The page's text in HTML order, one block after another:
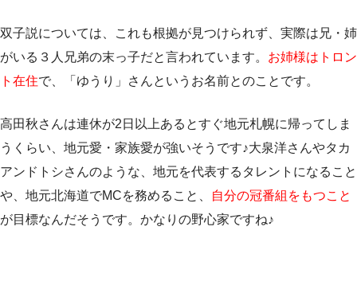
双子説については、これも根拠が見つけられず、実際は兄・姉
がいる３人兄弟の末っ子だと言われています。 お姉様はトロン
ト在住で、「ゆうり」さんというお名前とのことです。
高田秋さんは連休が2日以上あるとすぐ地元札幌に帰ってしま
うくらい、地元愛・家族愛が強いそうです♪大泉洋さんやタカ
アンドトシさんのような、地元を代表するタレントになること
や、地元北海道でMCを務めること、
自分の冠番組をもつこと
が目標なんだそうです。かなりの野心家ですね♪